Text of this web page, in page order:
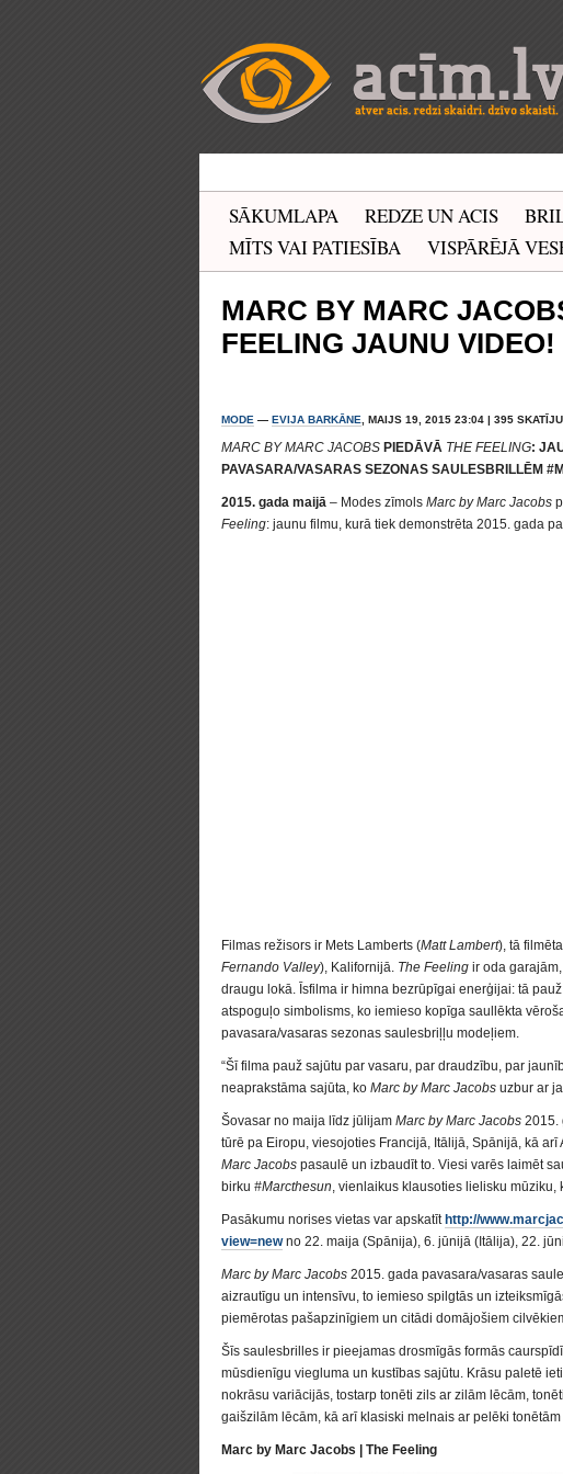
SĀKUMLAPA REDZE UN ACIS
MĪTS VAI PATIESĪBA
VISPĀRĒJĀ
MARC BY MARC
FEELING JAUNU VIDEO!
MODE — EVIJA BARKĀNE , MAIJS 19, 2015 23:04 | 395
MARC BY MARC JACOBS PIEDĀVĀ THE FEELING:
PAVASARA/VASARAS SEZONAS SAULESBRILLĒM
2015. gada maijā – Modes zīmols Marc by Marc Jacobs
Feeling: jaunu filmu, kurā tiek demonstrēta 2015. gada
Filmas režisors ir Mets Lamberts (Matt Lambert), tā
Fernando Valley), Kalifornijā. The Feeling ir oda
draugu lokā. Īsfilma ir himna bezrūpīgai enerģijai: tā
atspoguļo simbolisms, ko iemieso kopīga saullēkta
pavasara/vasaras sezonas saulesbriļļu modeļiem.
“Šī filma pauž sajūtu par vasaru, par draudzību, par
neaprakstāma sajūta, ko Marc by Marc Jacobs uzbur ar
Šovasar no maija līdz jūlijam Marc by Marc Jacobs 2015.
tūrē pa Eiropu, viesojoties Francijā, Itālijā, Spānijā, kā
Marc Jacobs pasaulē un izbaudīt to. Viesi varēs laimēt
birku #Marcthesun, vienlaikus klausoties lielisku
Pasākumu norises vietas var apskatīt http://
view=newno 22. maija (Spānija), 6. jūnijā (Itālija), 22.
Marc by Marc Jacobs 2015. gada pavasara/vasaras
aizrautīgu un intensīvu, to iemieso spilgtās un
piemērotas pašapzinīgiem un citādi domājošiem
Šīs saulesbrilles ir pieejamas drosmīgās formās
mūsdienīgu viegluma un kustības sajūtu. Krāsu paletē
nokrāsu variācijās, tostarp tonēti zils ar zilām lēcām,
gaišzilām lēcām, kā arī klasiski melnais ar pelēki
Marc by Marc Jacobs | The Feeling